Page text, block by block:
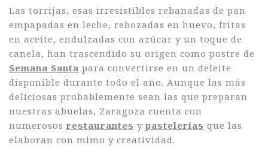
Las torrijas, esas irresistibles rebanadas de pan
empapadas en leche, rebozadas en huevo, fritas
en aceite, endulzadas con azúcar y un toque de
canela, han trascendido su origen como postre de
Semana Santa para convertirse en un deleite
disponible durante todo el año. Aunque las más
deliciosas probablemente sean las que preparan
nuestras abuelas, Zaragoza cuenta con
numerosos restaurantes y pastelerías que las
elaboran con mimo y creatividad.